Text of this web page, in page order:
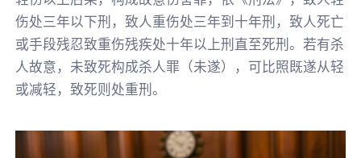
伤处三年以下刑，致人重伤处三年到十年刑，致人死亡
或手段残忍致重伤残疾处十年以上刑直至死刑。若有杀
人故意，未致死构成杀人罪（未遂），可比照既遂从轻
或减轻，致死则处重刑。